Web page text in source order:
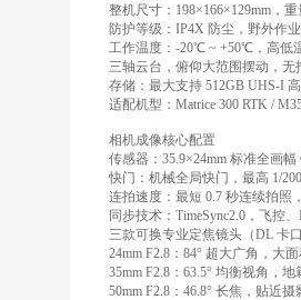
整机尺寸：198×166×129mm，
防护等级：IP4X 防尘，野外作
工作温度：-20℃ ~ +50℃，高低
三轴云台，俯仰大范围摆动，无
存储：最大支持 512GB UHS-I
适配机型：Matrice 300 RTK /
相机成像核心配置
传感器：35.9×24mm 标准全画
快门：机械全局快门，最高 1/
连拍速度：最短 0.7 秒连续拍照
同步技术：TimeSync2.0，飞控
三款可换专业定焦镜头（DL 卡
24mm F2.8：84° 超大广角，大
35mm F2.8：63.5° 均衡视角，
50mm F2.8：46.8° 长焦，贴近